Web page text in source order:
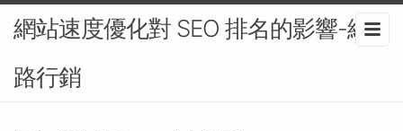
網站速度優化對 SEO 排名的影響-網
路行銷